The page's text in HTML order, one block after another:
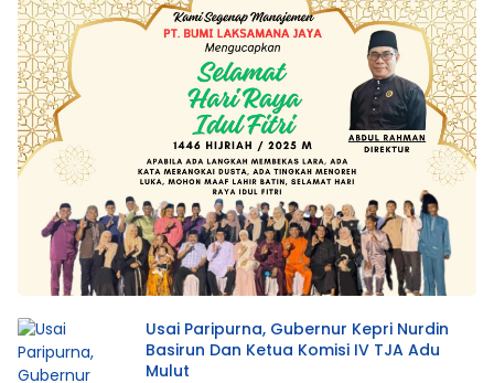
Usai Paripurna, Gubernur Kepri Nurdin
Basirun Dan Ketua Komisi IV TJA Adu
Mulut